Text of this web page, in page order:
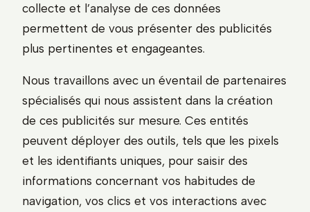
collecte et l’analyse de ces données
permettent de vous présenter des publicités
plus pertinentes et engageantes.
Nous travaillons avec un éventail de partenaires
spécialisés qui nous assistent dans la création
de ces publicités sur mesure. Ces entités
peuvent déployer des outils, tels que les pixels
et les identifiants uniques, pour saisir des
informations concernant vos habitudes de
navigation, vos clics et vos interactions avec